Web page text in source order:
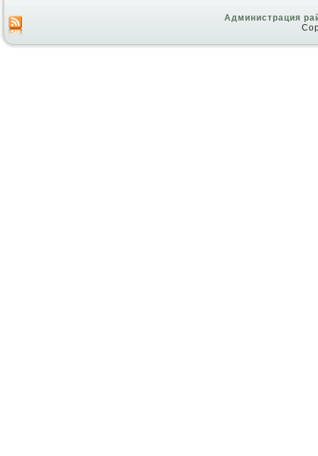
Администрация